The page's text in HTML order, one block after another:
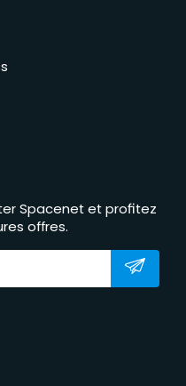
Spacenet et profitez
offres.